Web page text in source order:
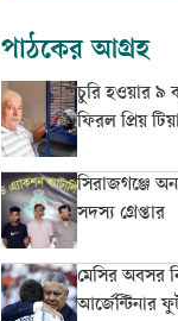
পাঠকের আগ্রহ
চুরি হওয়ার ৯
ফিরল প্রিয়
সিরাজগঞ্জে
সদস্য গ্রেপ্তার
মেসির অবসর
আর্জেন্টিনার